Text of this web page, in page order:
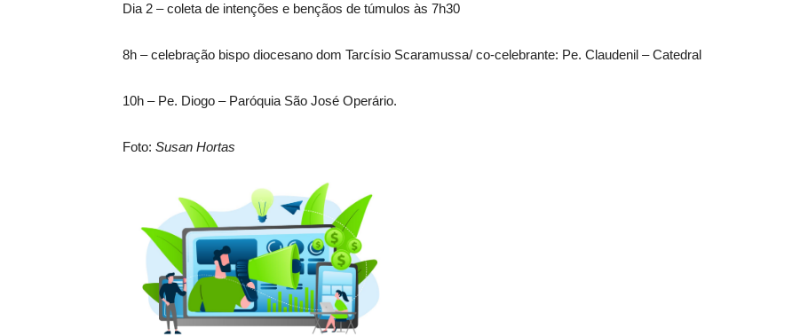
Dia 2 – coleta de intenções e bençãos de túmulos às 7h30
8h – celebração bispo diocesano dom Tarcísio Scaramussa/ co-celebrante: Pe. Claudenil – Catedral
10h – Pe. Diogo – Paróquia São José Operário.
Foto: Susan Hortas